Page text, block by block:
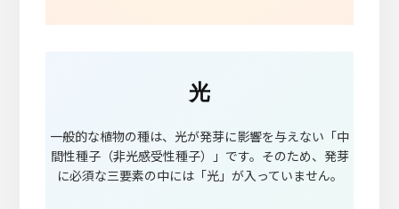
光
一般的な植物の種は、光が発芽に影響を与えない「中
間性種子（非光感受性種子）」です。そのため、発芽
に必須な三要素の中には「光」が入っていません。